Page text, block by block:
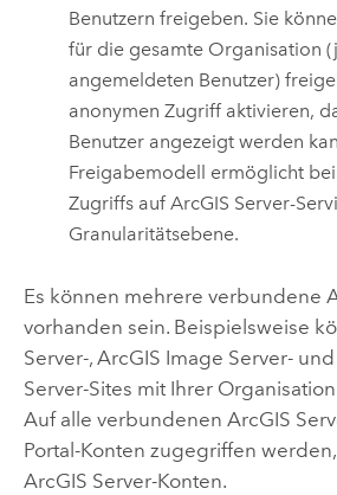
Benutzern freigeben. Sie
für die gesamte Organisation
angemeldeten Benutzer)
anonymen Zugriff aktivieren,
Benutzer angezeigt werden
Freigabemodell ermöglicht
Zugriffs aufArcGIS Server-
Granularitätsebene.
Es können mehrere verbundene
vorhanden sein. Beispielsweise
Server-, ArcGIS Image Server- und
Server-Sites mit Ihrer
Auf alle verbundenen ArcGIS
Portal-Konten zugegriffen
ArcGIS Server-Konten.